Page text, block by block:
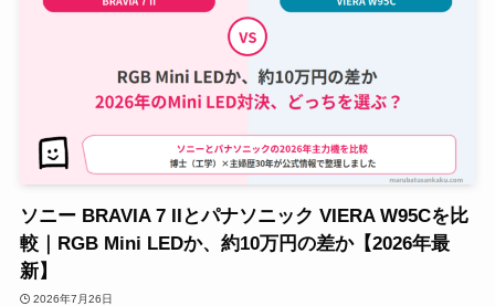
ソニー BRAVIA 7 IIとパナソニック VIERA W95Cを比
較｜RGB Mini LEDか、約10万円の差か【2026年最
新】
2026年7月26日